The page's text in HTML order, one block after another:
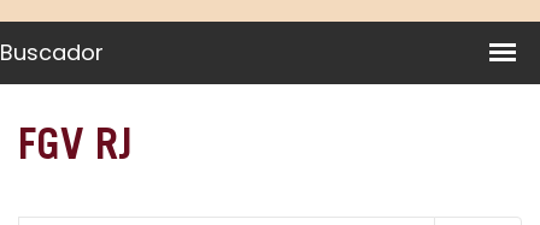
Buscador
FGV RJ